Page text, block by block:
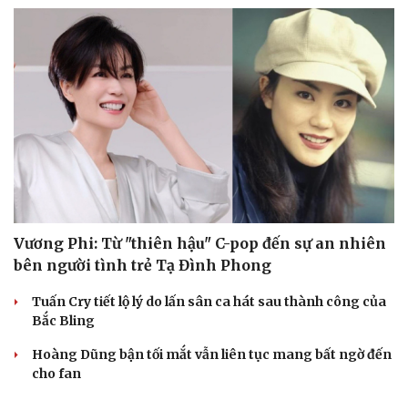
Vương Phi: Từ "thiên hậu" C-pop đến sự an nhiên
bên người tình trẻ Tạ Đình Phong
Tuấn Cry tiết lộ lý do lấn sân ca hát sau thành công của
Bắc Bling
Hoàng Dũng bận tối mắt vẫn liên tục mang bất ngờ đến
cho fan